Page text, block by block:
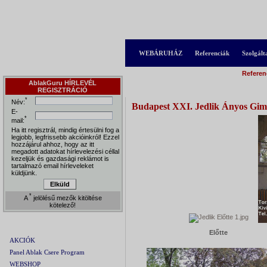
WEBÁRUHÁZ Referenciák
AblakGuru HÍRLEVÉL
REGISZTRÁCIÓ
Név:*
E-
mail:*
Ha itt regisztrál, mindig értesülni fog a
legjobb, legfrissebb akcióinkról! Ezzel
hozzájárul ahhoz, hogy az itt
megadott adatokat hírlevelezési céllal
kezeljük és gazdasági reklámot is
tartalmazó email hírleveleket
küldjünk.
Elküld
A * jelölésű mezők kitöltése
kötelező!
AKCIÓK
Panel Ablak Csere Program
WEBSHOP
Budapest XXI. Jedlik Ányos
Előtte